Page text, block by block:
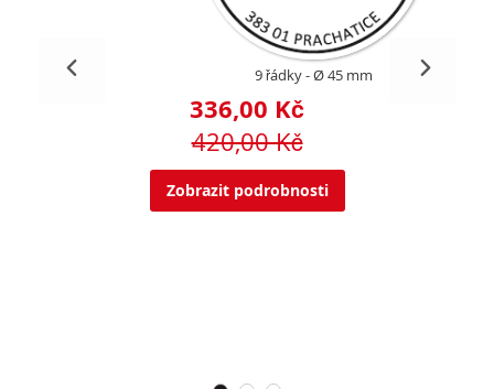
9 řádky Ø 45 mm
336,00 Kč
420,00 Kč
Zobrazit podrobnosti